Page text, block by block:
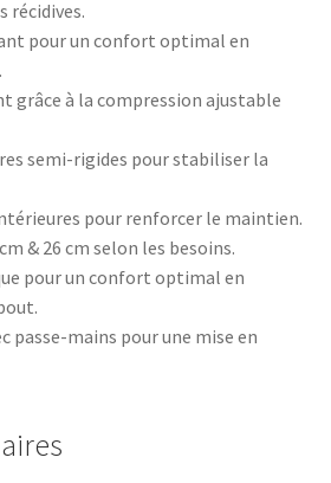
récidives.
pour un confort optimal en
grâce à la compression ajustable
semi-rigides pour stabiliser la
pour renforcer le maintien.
& 26 cm selon les besoins.
pour un confort optimal en
passe-mains pour une mise en